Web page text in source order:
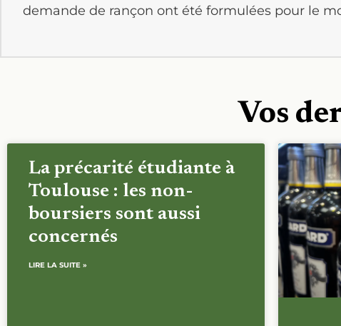
demande de rançon ont été formulées pour le
Vos
La précarité étudiante à
Toulouse : les non-
boursiers sont aussi
concernés
LIRE LA SUITE »